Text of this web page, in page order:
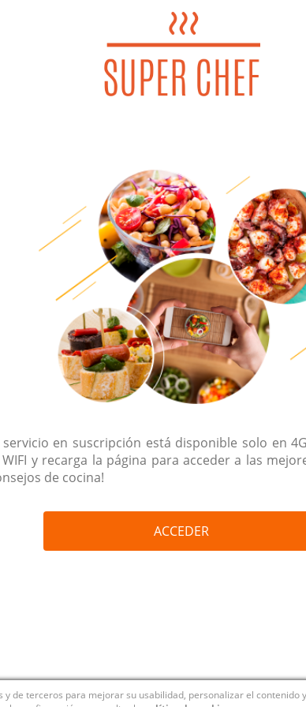
y de terceros para mejorar su usabilidad, personalizar el contenido
servicio en suscripción está disponible solo en
WIFI y recarga la página para acceder a las
de cocina!
ACCEDER